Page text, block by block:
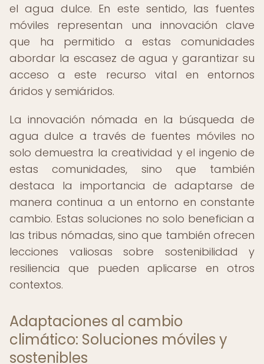
el agua dulce. En este sentido, las fuentes
móviles representan una innovación clave
que ha permitido a estas comunidades
abordar la escasez de agua y garantizar su
acceso a este recurso vital en entornos
áridos y semiáridos.
La innovación nómada en la búsqueda de
agua dulce a través de fuentes móviles no
solo demuestra la creatividad y el ingenio de
estas comunidades, sino que también
destaca la importancia de adaptarse de
manera continua a un entorno en constante
cambio. Estas soluciones no solo benefician a
las tribus nómadas, sino que también ofrecen
lecciones valiosas sobre sostenibilidad y
resiliencia que pueden aplicarse en otros
contextos.
Adaptaciones al cambio
climático: Soluciones móviles y
sostenibles